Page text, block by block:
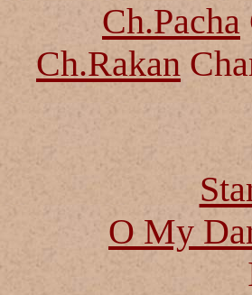
Ch.Pacha
Ch.Rakan
O My